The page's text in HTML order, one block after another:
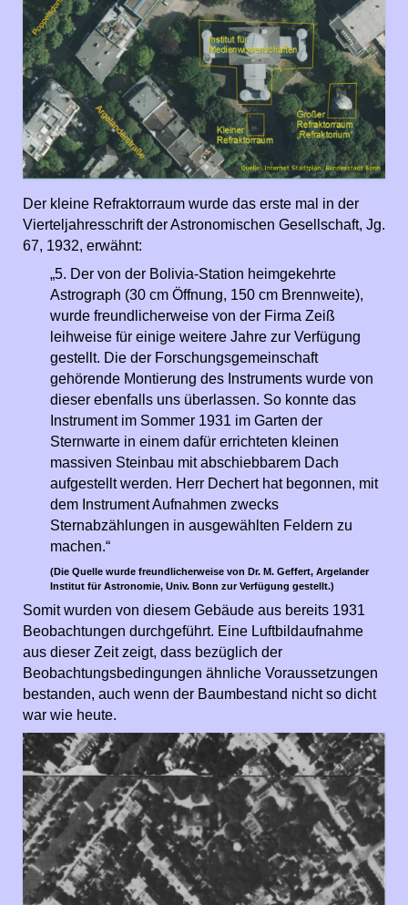
Der kleine Refraktorraum wurde das erste mal in der
Vierteljahresschrift der Astronomischen Gesellschaft, Jg.
67, 1932, erwähnt:
„5. Der von der Bolivia-Station heimgekehrte
Astrograph (30 cm Öffnung, 150 cm Brennweite),
wurde freundlicherweise von der Firma Zeiß
leihweise für einige weitere Jahre zur Verfügung
gestellt. Die der Forschungsgemeinschaft
gehörende Montierung des Instruments wurde von
dieser ebenfalls uns überlassen. So konnte das
Instrument im Sommer 1931 im Garten der
Sternwarte in einem dafür errichteten kleinen
massiven Steinbau mit abschiebbarem Dach
aufgestellt werden. Herr Dechert hat begonnen, mit
dem Instrument Aufnahmen zwecks
Sternabzählungen in ausgewählten Feldern zu
machen.“
(Die Quelle wurde freundlicherweise von Dr. M. Geffert, Argelander
Institut für Astronomie, Univ. Bonn zur Verfügung gestellt.)
Somit wurden von diesem Gebäude aus bereits 1931
Beobachtungen durchgeführt. Eine Luftbildaufnahme
aus dieser Zeit zeigt, dass bezüglich der
Beobachtungsbedingungen ähnliche Voraussetzungen
bestanden, auch wenn der Baumbestand nicht so dicht
war wie heute.